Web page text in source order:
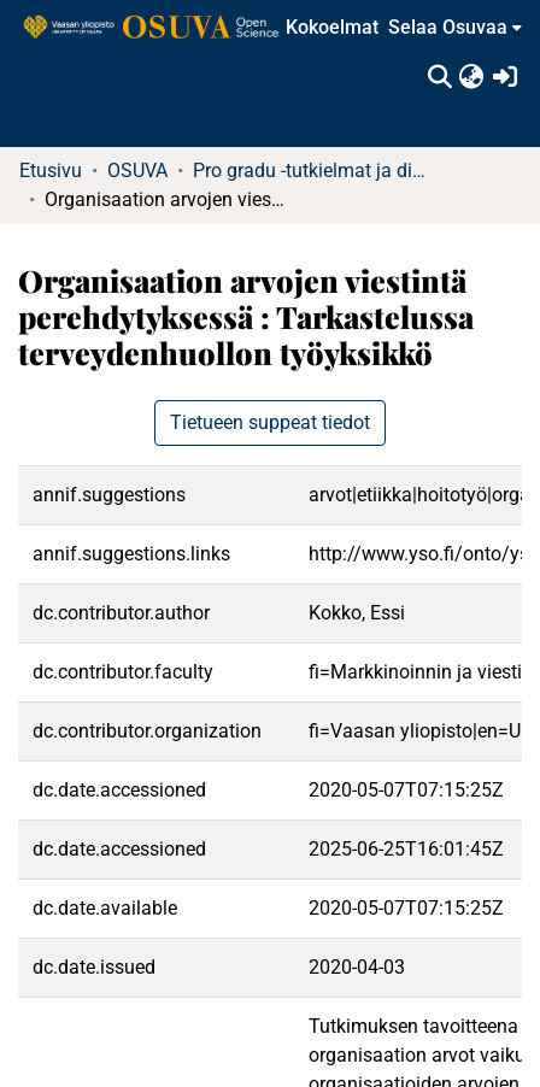
Kokoelmat Selaa Osuvaa
Etusivu OSUVA
Pro gradu -tutkielmat ja diplomityöt
Organisaation arvojen viestintä perehdytyksessä : Tarkastelussa terveydenhuollon työyksikkö
Organisaation arvojen viestintä
perehdytyksessä : Tarkastelussa
terveydenhuollon työyksikkö
Tietueen suppeat tiedot
annif.suggestions
annif.suggestions.links http://www.yso.fi/onto/
dc.contributor.author Kokko, Essi
dc.contributor.faculty fi=Markkinoinnin ja
dc.contributor.organization fi=Vaasan
dc.date.accessioned 2020-05-07T07:15:25Z
dc.date.accessioned 2025-06-25T16:01:45Z
dc.date.available 2020-05-07T07:15:25Z
dc.date.issued 2020-04-03
Tutkimuksen tavoitteena
organisaation arvot